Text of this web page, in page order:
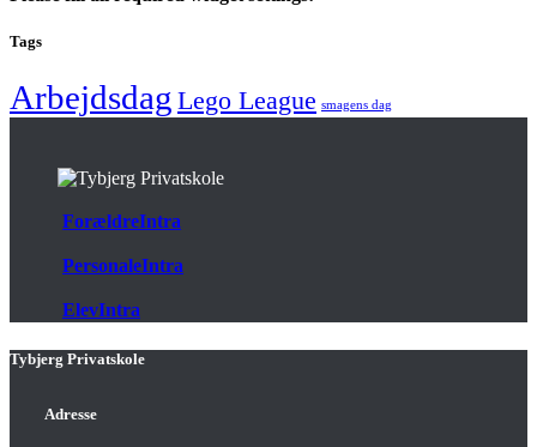
Tags
Arbejdsdag Lego League smagens dag
ForældreIntra
PersonaleIntra
ElevIntra
Tybjerg Privatskole
Adresse